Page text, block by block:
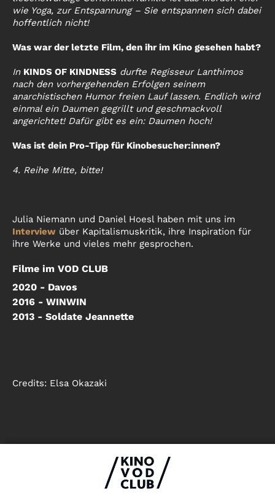
wie Yoga, zur Entspannung – Sie entspannen sich dabei
hoffentlich nicht!
Was war der letzte Film, den ihr im Kino gesehen habt?
In KINDS OF KINDNESS durfte Regisseur Lanthimos
nach den vorhergehenden Erfolgen seinem
anarchistischen Humor freien Lauf lassen. Endlich wird
einmal ein Daumen gegrillt und geschmackvoll
angerichtet! Dafür gibt es ein: Daumen hoch!
Was ist dein Pro-Tipp für Kinobesucher:innen?
4. Reihe Mitte, bitte!
Julia Niemann und Daniel Hoesl haben mit uns im
Interview über Kapitalismuskritik, ihre Inspiration für
ihre Werke und vieles mehr gesprochen.
Filme im VOD CLUB
2020 - Davos
2016 - WINWIN
2013 - Soldate Jeannette
Credits: Elsa Okazaki
AGB
Kontakt